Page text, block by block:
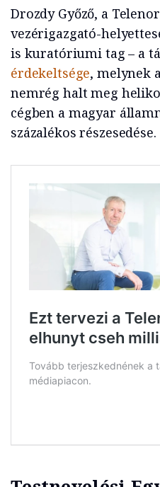
Drozdy Győző, a
vezérigazgató-
is kuratóriumi tag – a
érdekeltsége, melynek
nemrég halt meg
cégben a magyar
százalékos részesedése.